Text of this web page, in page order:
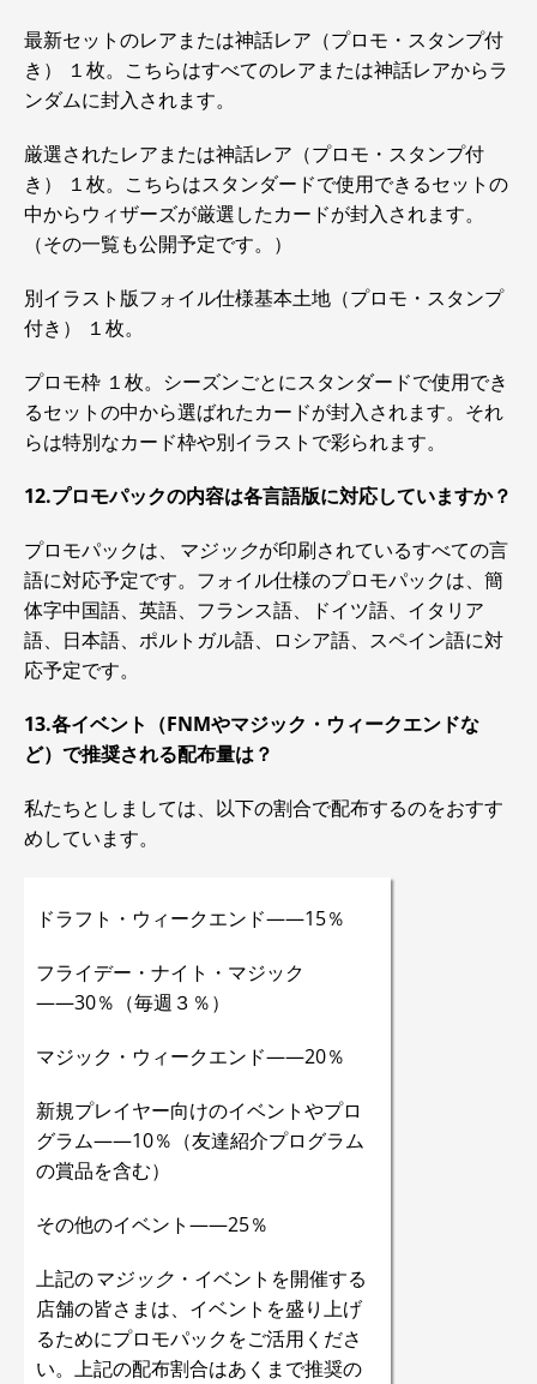
最新セットのレアまたは神話レア（プロモ・スタンプ付
き） １枚。こちらはすべてのレアまたは神話レアからラ
ンダムに封入されます。
厳選されたレアまたは神話レア（プロモ・スタンプ付
き） １枚。こちらはスタンダードで使用できるセットの
中からウィザーズが厳選したカードが封入されます。
（その一覧も公開予定です。）
別イラスト版フォイル仕様基本土地（プロモ・スタンプ
付き） １枚。
プロモ枠 １枚。シーズンごとにスタンダードで使用でき
るセットの中から選ばれたカードが封入されます。それ
らは特別なカード枠や別イラストで彩られます。
12.プロモパックの内容は各言語版に対応していますか？
プロモパックは、 マジックが印刷されているすべての言
語に対応予定です。フォイル仕様のプロモパックは、簡
体字中国語、英語、フランス語、ドイツ語、イタリア
語、日本語、ポルトガル語、ロシア語、スペイン語に対
応予定です。
13.各イベント（FNMやマジック・ウィークエンドな
ど）で推奨される配布量は？
私たちとしましては、以下の割合で配布するのをおすす
めしています。
ドラフト・ウィークエンド――15％
フライデー・ナイト・マジック
――30％（毎週３％）
マジック・ウィークエンド――20％
新規プレイヤー向けのイベントやプロ
グラム――10％（友達紹介プログラム
の賞品を含む）
その他のイベント――25％
上記のマジック ・イベントを開催する
店舗の皆さまは、イベントを盛り上げ
るためにプロモパックをご活用くださ
い。上記の配布割合はあくまで推奨の